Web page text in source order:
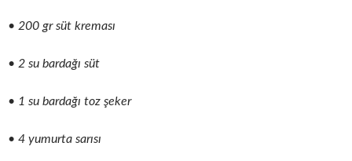
• 200 gr süt kreması
• 2 su bardağı süt
• 1 su bardağı toz şeker
• 4 yumurta sarısı